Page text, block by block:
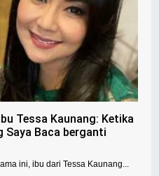
Tessa Kaunang: Ketika
Saya Baca berganti
ini, ibu dari Tessa Kaunang...